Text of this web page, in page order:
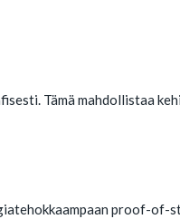
Tämä mahdollistaa
proof-of-